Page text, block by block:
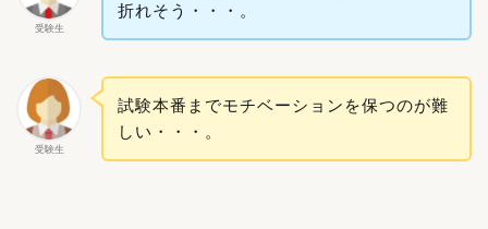
受験生
折れそう・・・。
受験生
試験本番までモチベーションを保つのが難
しい・・・。